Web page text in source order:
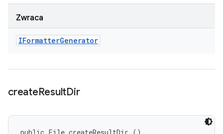
Zwraca
IFormatterGenerator
createResultDir